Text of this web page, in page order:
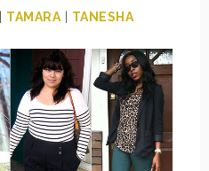
TAMARA TANESHA